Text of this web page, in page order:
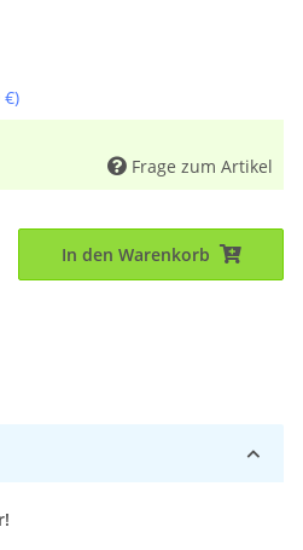
€)
Frage zum Artikel
In den Warenkorb